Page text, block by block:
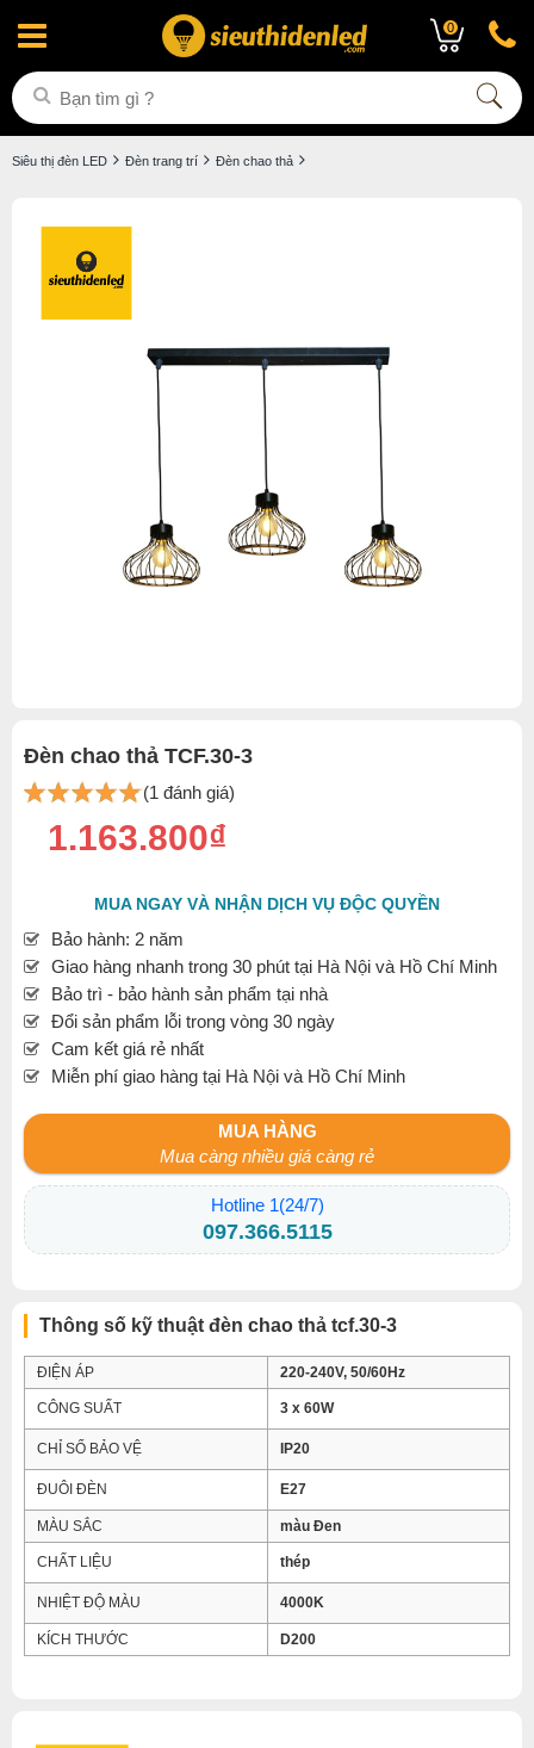
0
Siêu thị đèn LED Đèn trang trí Đèn chao thả
Đèn chao thả TCF.30-3
(1 đánh giá)
1.163.800₫
MUA NGAY VÀ NHẬN DỊCH VỤ ĐỘC QUYỀN
Bảo hành: 2 năm
Giao hàng nhanh trong 30 phút tại Hà Nội và Hồ Chí Minh
Bảo trì - bảo hành sản phẩm tại nhà
Đổi sản phẩm lỗi trong vòng 30 ngày
Cam kết giá rẻ nhất
Miễn phí giao hàng tại Hà Nội và Hồ Chí Minh
MUA HÀNG
Mua càng nhiều giá càng rẻ
Hotline 1(24/7)
097.366.5115
Thông số kỹ thuật đèn chao thả tcf.30-3
ĐIỆN ÁP 220-240V, 50/60Hz
CÔNG SUẤT 3 x 60W
CHỈ SỐ BẢO VỆ IP20
ĐUÔI ĐÈN E27
MÀU SẮC màu Đen
CHẤT LIỆU thép
NHIỆT ĐỘ MÀU 4000K
KÍCH THƯỚC D200